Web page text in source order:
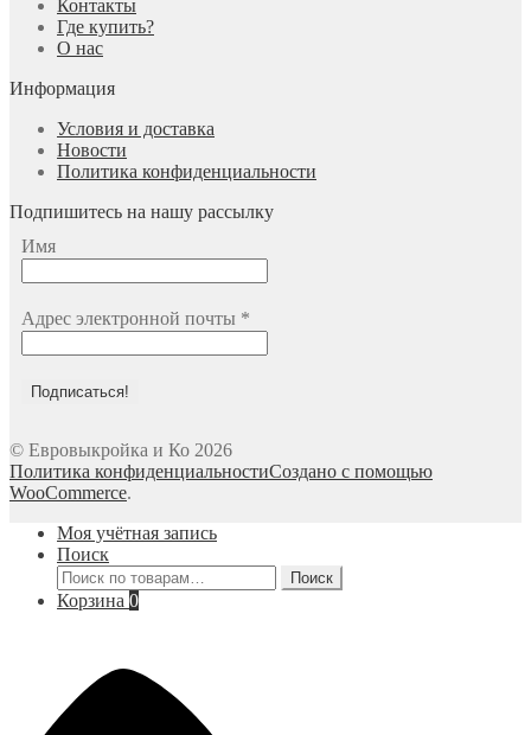
Контакты
Где купить?
О нас
Информация
Условия и доставка
Новости
Политика конфиденциальности
Подпишитесь на нашу рассылку
Имя
Адрес электронной почты *
© Евровыкройка и Ко 2026
Политика конфиденциальностиСоздано с помощью
WooCommerce.
Моя учётная запись
Поиск
Искать:
Поиск
Корзина 0